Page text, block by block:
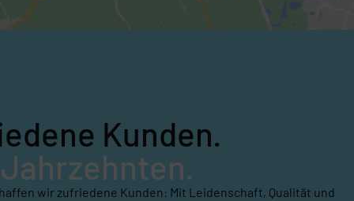
Kunden.
wir zufriedene Kunden: Mit Leidenschaft, Qualität und